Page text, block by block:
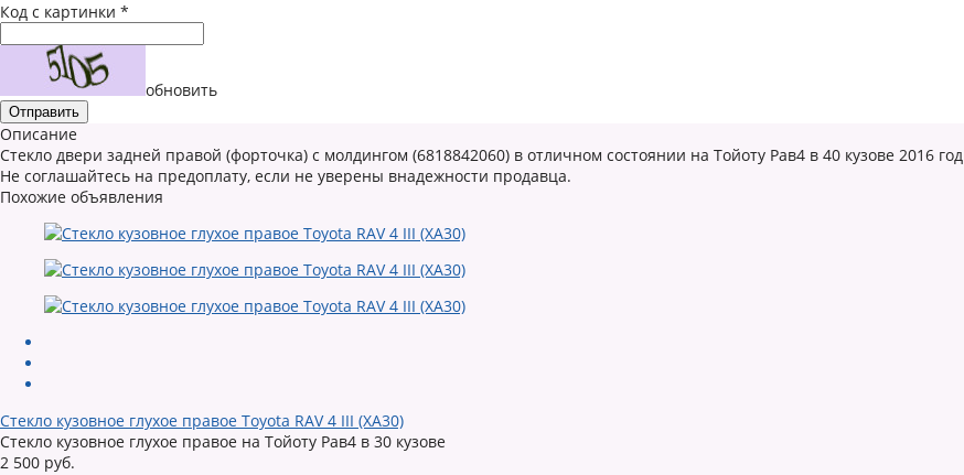
Код с картинки *
обновить
Описание
Стекло двери задней правой (форточка) с молдингом (6818842060) в отличном состоянии на Тойоту Рав4 в 40 кузове 2016 год
Не соглашайтесь на предоплату, если не уверены внадежности продавца.
Похожие объявления
Стекло кузовное глухое правое Toyota RAV 4 III (XA30)
Стекло кузовное глухое правое на Тойоту Рав4 в 30 кузове
2 500 руб.